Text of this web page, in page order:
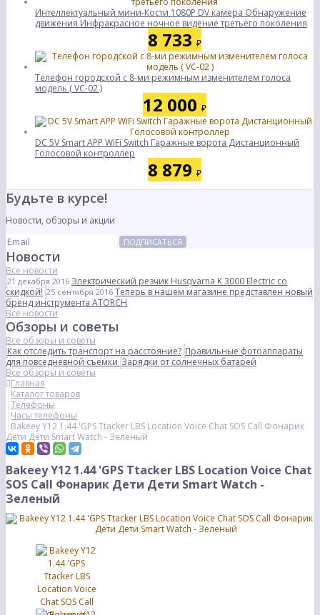
Интеллектуальный мини-Кости 1080P DV камера Обнаружение
движения Инфракрасное ночное видение третьего поколения
8 733 ₽
Телефон городской с 8-ми режимным изменителем голоса
модель ( VC-02 )
12 000 ₽
DC 5V Smart APP WiFi Switch Гаражные ворота Дистанционный
Голосовой контроллер
8 879 ₽
Будьте в курсе!
Новости, обзоры и акции
ПОДПИСАТЬСЯ
Новости
Все новости
21 декабря 2016 Электрический резчик Husqvarna K 3000 Electric со
скидкой! 25 сентября 2016 Теперь в нашем магазине представлен новый
бренд инструмента ATORCH
Все новости
Обзоры и советы
Все обзоры и советы
Как отследить транспорт на расстояние? Правильные фотоаппараты
для повседневной съемкиЗарядки от солнечных батарей
Все обзоры и советы
Главная
Каталог товаров
Телефоны
Часы телефоны
Bakeey Y12 1.44 'GPS Ttacker LBS Location Voice Chat SOS Call Фонарик
Дети Дети Smart Watch - Зеленый
Bakeey Y12 1.44 'GPS Ttacker LBS Location Voice Chat
SOS Call Фонарик Дети Дети Smart Watch -
Зеленый